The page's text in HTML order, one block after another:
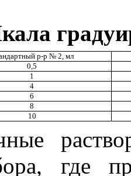
р-р № 2, мл
0,5
1
4
6
8
10
где